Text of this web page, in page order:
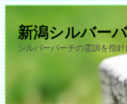
新潟シルバー
シルバーバーチの霊訓を指